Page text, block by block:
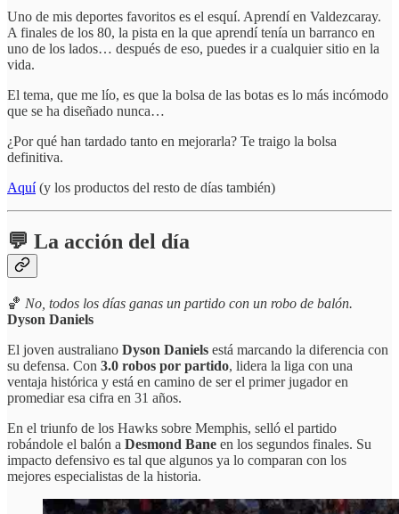
Uno de mis deportes favoritos es el esquí. Aprendí en Valdezcaray.
A finales de los 80, la pista en la que aprendí tenía un barranco en
uno de los lados… después de eso, puedes ir a cualquier sitio en la
vida.
El tema, que me lío, es que la bolsa de las botas es lo más incómodo
que se ha diseñado nunca…
¿Por qué han tardado tanto en mejorarla? Te traigo la bolsa
definitiva.
Aquí(y los productos del resto de días también)
💬 La acción del día
🏀 No, todos los días ganas un partido con un robo de balón.
Dyson Daniels
El joven australiano Dyson Daniels está marcando la diferencia con
su defensa. Con 3.0 robos por partido, lidera la liga con una
ventaja histórica y está en camino de ser el primer jugador en
promediar esa cifra en 31 años.
En el triunfo de los Hawks sobre Memphis, selló el partido
robándole el balón a Desmond Bane en los segundos finales. Su
impacto defensivo es tal que algunos ya lo comparan con los
mejores especialistas de la historia.